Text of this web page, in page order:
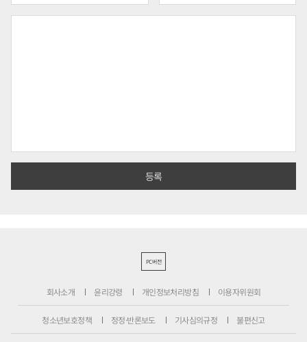
PC버전
회사소개 윤리강령 개인정보처리방침 이용자위원회
청소년보호정책 정정·반론보도 기사심의규정 불편신고